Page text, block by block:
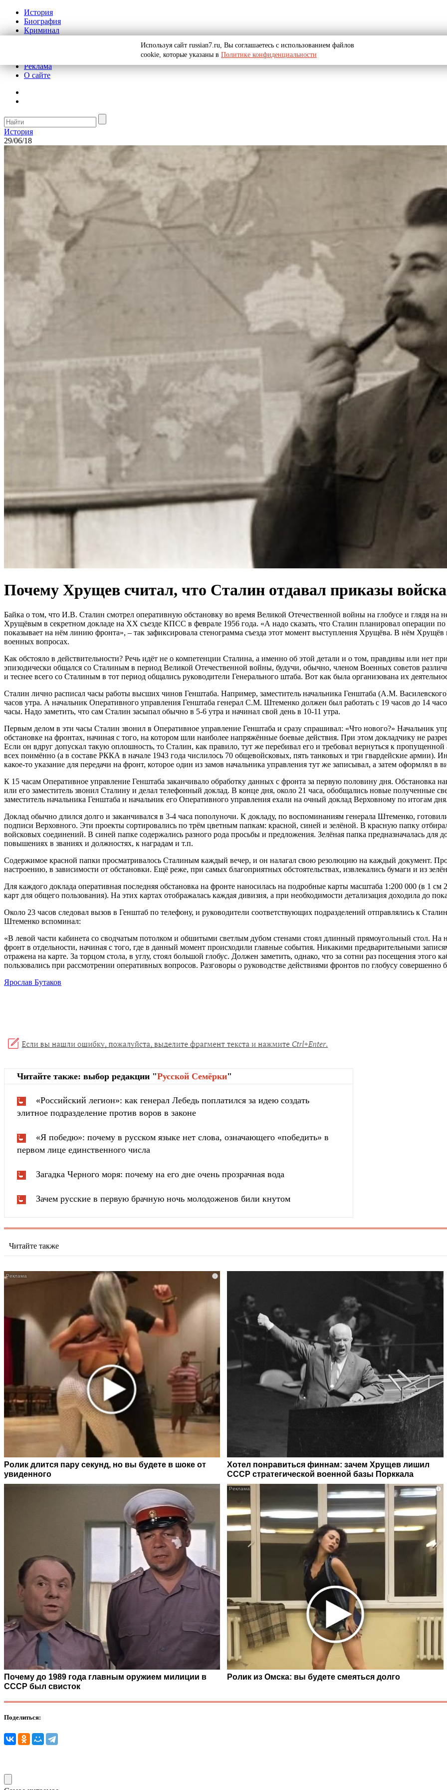
История
Биография
Криминал
Реклама
О сайте
История
29/06/18
Почему Хрущев считал, что Сталин отдавал приказы
Байка о том, что И.В. Сталин смотрел оперативную обстановку во время Великой Отечественной войны на глобусе и глядя
Хрущёвым в секретном докладе на ХХ съезде КПСС в феврале 1956 года. «А надо сказать, что Сталин планировал операции
показывает на нём линию фронта», – так зафиксировала стенограмма съезда этот момент выступления Хрущёва. В нём
военных вопросах.
Как обстояло в действительности? Речь идёт не о компетенции Сталина, а именно об этой детали и о том, правдивы или нет
эпизодически общался со Сталиным в период Великой Отечественной войны, будучи, обычно, членом Военных советов
и теснее всего со Сталиным в тот период общались руководители Генерального штаба. Вот как была организована их
Сталин лично расписал часы работы высших чинов Генштаба. Например, заместитель начальника Генштаба (А.М.
часов утра. А начальник Оперативного управления Генштаба генерал С.М. Штеменко должен был работать с 19 часов до 14
часы. Надо заметить, что сам Сталин засыпал обычно в 5-6 утра и начинал свой день в 10-11 утра.
Первым делом в эти часы Сталин звонил в Оперативное управление Генштаба и сразу спрашивал: «Что нового?» Начальник
обстановке на фронтах, начиная с того, на котором шли наиболее напряжённые боевые действия. При этом докладчику не
Если он вдруг допускал такую оплошность, то Сталин, как правило, тут же перебивал его и требовал вернуться к
всех поимённо (а в составе РККА в начале 1943 года числилось 70 общевойсковых, пять танковых и три гвардейские армии).
какое-то указание для передачи на фронт, которое один из замов начальника управления тут же записывал, а затем оформлял в
К 15 часам Оперативное управление Генштаба заканчивало обработку данных с фронта за первую половину дня. Обстановка
или его заместитель звонил Сталину и делал телефонный доклад. В конце дня, около 21 часа, обобщались новые полученные
заместитель начальника Генштаба и начальник его Оперативного управления ехали на очный доклад Верховному по итогам
Доклад обычно длился долго и заканчивался в 3-4 часа пополуночи. К докладу, по воспоминаниям генерала Штеменко,
подписи Верховного. Эти проекты сортировались по трём цветным папкам: красной, синей и зелёной. В красную папку
войсковых соединений. В синей папке содержались разного рода просьбы и предложения. Зелёная папка предназначалась для
повышениях в званиях и должностях, к наградам и т.п.
Содержимое красной папки просматривалось Сталиным каждый вечер, и он налагал свою резолюцию на каждый документ.
настроению, в зависимости от обстановки. Ещё реже, при самых благоприятных обстоятельствах, извлекались бумаги и из
Для каждого доклада оперативная последняя обстановка на фронте наносилась на подробные карты масштаба 1:200 000 (в 1
карт для общего пользования). На этих картах отображалась каждая дивизия, а при необходимости детализация доходила до
Около 23 часов следовал вызов в Генштаб по телефону, и руководители соответствующих подразделений отправлялись к
Штеменко вспоминал:
«В левой части кабинета со сводчатым потолком и обшитыми светлым дубом стенами стоял длинный прямоугольный стол.
фронт в отдельности, начиная с того, где в данный момент происходили главные события. Никакими предварительными
отражена на карте. За торцом стола, в углу, стоял большой глобус. Должен заметить, однако, что за сотни раз посещения этого
пользовались при рассмотрении оперативных вопросов. Разговоры о руководстве действиями фронтов по глобусу совершенно
Ярослав Бутаков
Читайте также: выбор редакции "Русской Cемёрки"
«Российский легион»: как генерал Лебедь поплатился за идею создать
элитное подразделение против воров в законе
«Я победю»: почему в русском языке нет слова, означающего «победить» в
первом лице единственного числа
Загадка Черного моря: почему на его дне очень прозрачная вода
Зачем русские в первую брачную ночь молодоженов били кнутом
Читайте также
i
Ролик длится пару секунд, но вы будете в шоке от
увиденного
Хотел понравиться финнам: зачем Хрущев лишил
СССР стратегической военной базы Порккала
Почему до 1989 года главным оружием милиции в
СССР был свисток
i
Ролик из Омска: вы будете смеяться долго
Поделиться:
Используя сайт russian7.ru, Вы соглашаетесь с использованием файлов
cookie, которые указаны в Политике конфиденциальности